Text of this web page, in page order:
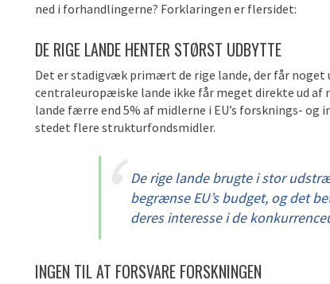
ned i forhandlingerne? Forklaringen er flersidet:
DE RIGE LANDE HENTER STØRST UDBYTTE
Det er stadigvæk primært de rige lande, der får noget
centraleuropæiske lande ikke får meget direkte ud
lande færre end 5% af midlerne i EU’s forsknings-
stedet flere strukturfondsmidler.
De rige lande brugte i stor
begrænse EU’s budget, og det
deres interesse i de
INGEN TIL AT FORSVARE FORSKNINGEN